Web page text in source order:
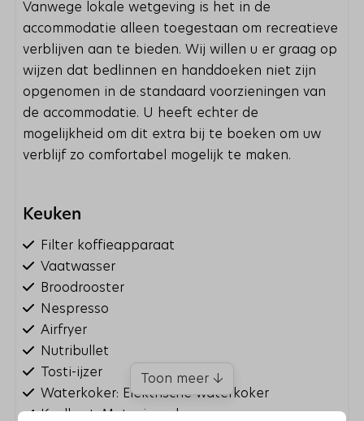
Vanwege lokale wetgeving is het in de
accommodatie alleen toegestaan ​​om recreatieve
verblijven aan te bieden. Wij willen u er graag op
wijzen dat bedlinnen en handdoeken niet zijn
opgenomen in de standaard voorzieningen van
de accommodatie. U heeft echter de
mogelijkheid om dit extra bij te boeken om uw
verblijf zo comfortabel mogelijk te maken.
Keuken
Filter koffieapparaat
Vaatwasser
Broodrooster
Nespresso
Airfryer
Nutribullet
Tosti-ijzer
Waterkoker: Elektrische waterkoker
Koelkast: Met vriesvak
Toon meer ↓